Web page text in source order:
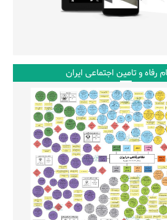
رفاه و تامین اجتماعی ایران